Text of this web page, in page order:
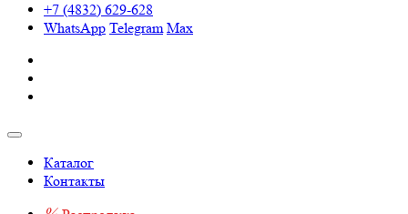
+7 (4832) 629-628
WhatsApp Telegram Max
Каталог
Контакты